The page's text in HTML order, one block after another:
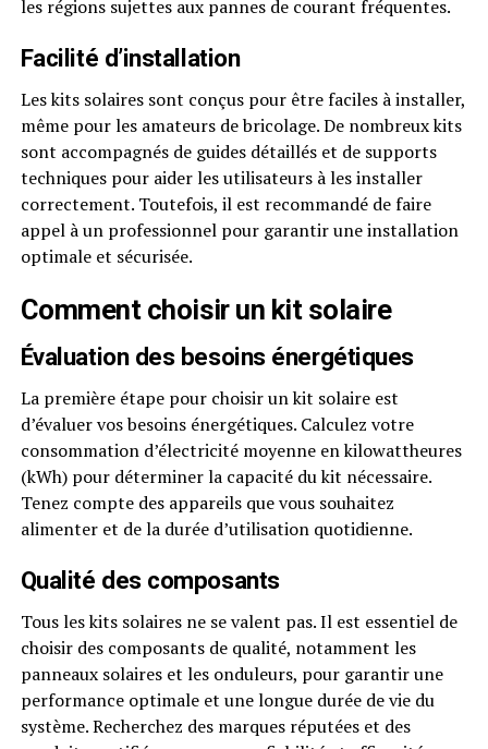
les régions sujettes aux pannes de courant fréquentes.
Facilité d’installation
Les kits solaires sont conçus pour être faciles à installer,
même pour les amateurs de bricolage. De nombreux kits
sont accompagnés de guides détaillés et de supports
techniques pour aider les utilisateurs à les installer
correctement. Toutefois, il est recommandé de faire
appel à un professionnel pour garantir une installation
optimale et sécurisée.
Comment choisir un kit solaire
Évaluation des besoins énergétiques
La première étape pour choisir un kit solaire est
d’évaluer vos besoins énergétiques. Calculez votre
consommation d’électricité moyenne en kilowattheures
(kWh) pour déterminer la capacité du kit nécessaire.
Tenez compte des appareils que vous souhaitez
alimenter et de la durée d’utilisation quotidienne.
Qualité des composants
Tous les kits solaires ne se valent pas. Il est essentiel de
choisir des composants de qualité, notamment les
panneaux solaires et les onduleurs, pour garantir une
performance optimale et une longue durée de vie du
système. Recherchez des marques réputées et des